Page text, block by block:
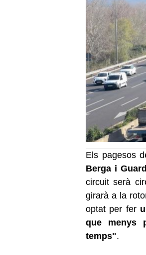
Els pagesos
Berga i
circuit serà
girarà a la
optat per fer
que menys
temps".